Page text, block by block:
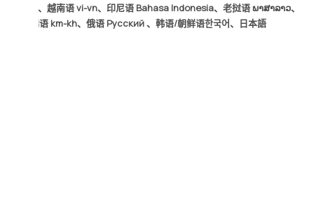
ไทย、越南语 vi-vn、印尼语 Bahasa Indonesia、老挝语 ພາສາລາວ、
高棉语 km-kh、俄语 Русский 、韩语/朝鲜语한국어、日本語